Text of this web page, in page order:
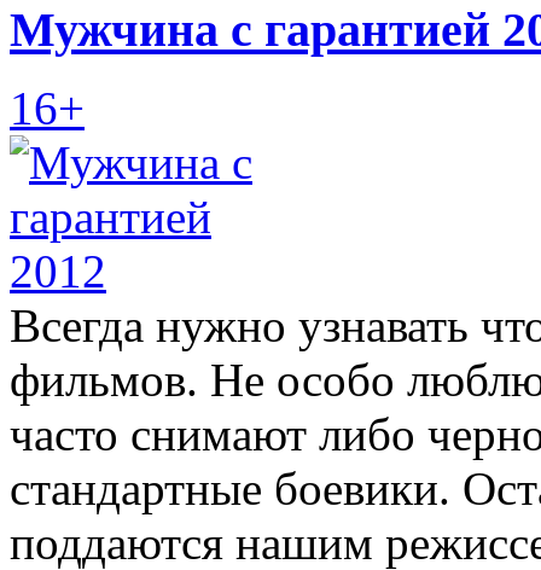
Мужчина с гарантией
16+
Всегда нужно узнавать
фильмов. Не особо
часто снимают либо
стандартные боевики.
поддаются нашим